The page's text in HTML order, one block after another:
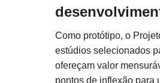
Como protótipo, o
estúdios selecionados
ofereçam valor
pontos de inflexão para